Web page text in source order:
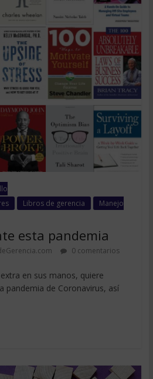
Libros de gerencia
Manejo
esta pandemia
0 comentarios
en sus manos, quiere
pandemia de Coronavirus, así